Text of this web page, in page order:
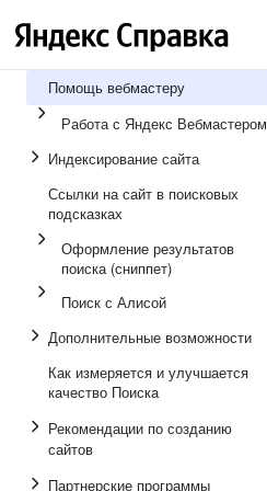
Помощь вебмастеру
Работа с Яндекс Вебмастером
Индексирование сайта
Ссылки на сайт в поисковых
подсказках
Оформление результатов
поиска (сниппет)
Поиск с Алисой
Дополнительные возможности
Как измеряется и улучшается
качество Поиска
Рекомендации по созданию
сайтов
Партнерские программы